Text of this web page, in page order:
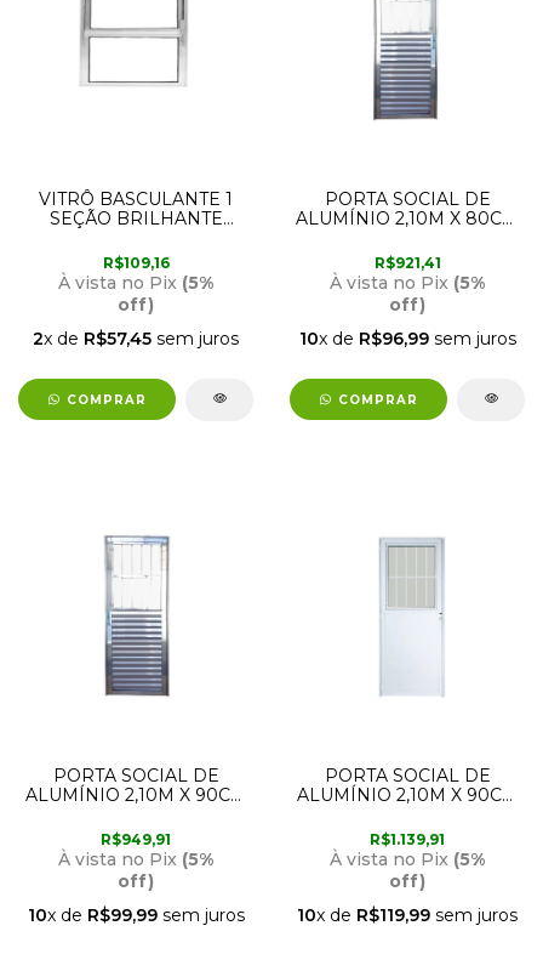
VITRÔ BASCULANTE 1
SEÇÃO BRILHANTE
R$109,16
À vista no Pix (5%
off)
2x de R$57,45 sem juros
COMPRAR
PORTA SOCIAL DE
ALUMÍNIO 2,10M X 80CM
ESQUERDA BRILHANTE
LUX
R$921,41
À vista no Pix (5%
off)
10x de R$96,99sem juros
COMPRAR
PORTA SOCIAL DE
ALUMÍNIO 2,10M X 90CM
DIREITA BRILHANTE LUX
R$949,91
À vista no Pix (5%
off)
10x de R$99,99sem juros
PORTA SOCIAL DE
ALUMÍNIO 2,10M X 90CM
ESQUERDA BRANCA LUX
R$1.139,91
À vista no Pix (5%
off)
10x de R$119,99 sem juros